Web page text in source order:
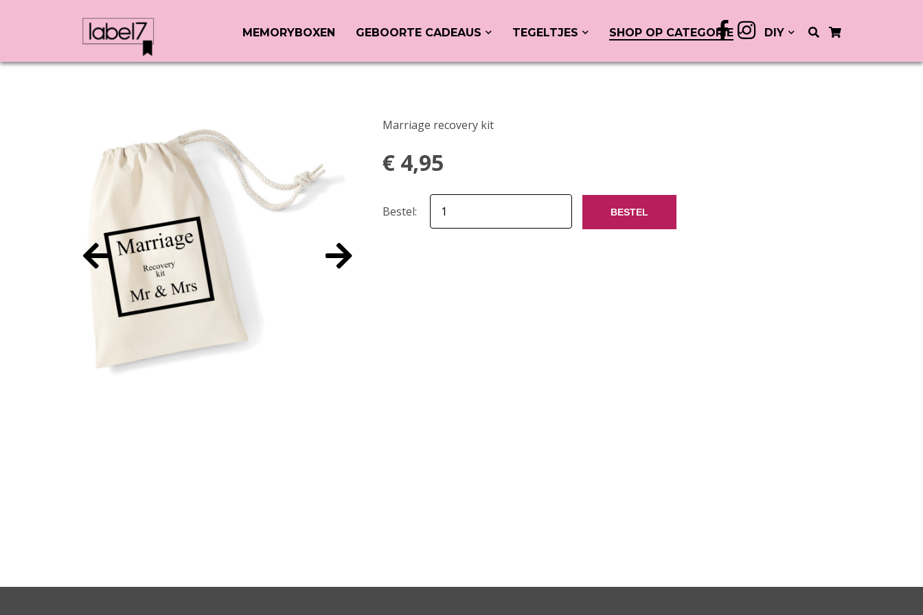
MEMORYBOXEN GEBOORTE CADEAUS TEGELTJES SHOP OP CATEGORIE DIY
Marriage recovery kit
€ 4,95
Bestel: BESTEL